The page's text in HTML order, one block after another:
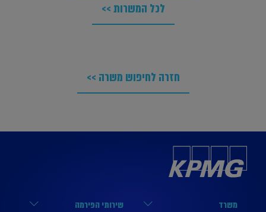
לכל המשרות >>
חזרה לחיפוש משרה >>
משרד
שירותי הפירמה